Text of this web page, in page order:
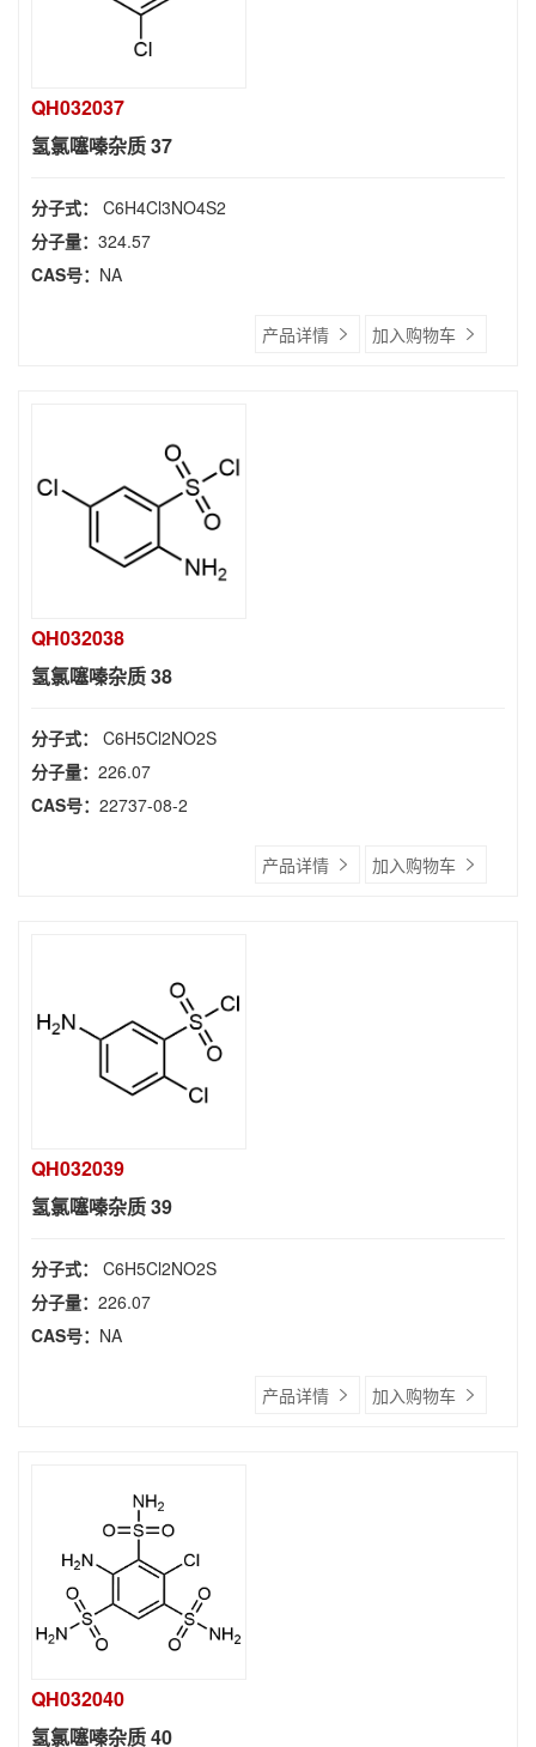
QH032037
氢氯噻嗪杂质 37
分子式： C6H4Cl3NO4S2
分子量： 324.57
CAS号： NA
产品详情 加入购物车
QH032038
氢氯噻嗪杂质 38
分子式： C6H5Cl2NO2S
分子量： 226.07
CAS号： 22737-08-2
产品详情 加入购物车
QH032039
氢氯噻嗪杂质 39
分子式： C6H5Cl2NO2S
分子量： 226.07
CAS号： NA
产品详情 加入购物车
QH032040
氢氯噻嗪杂质 40